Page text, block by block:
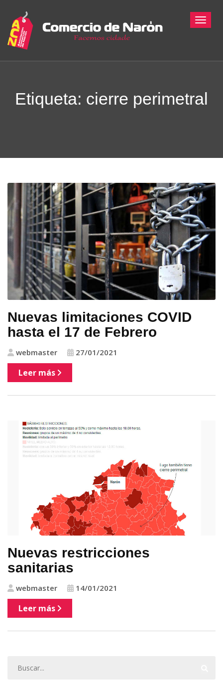
Etiqueta: cierre perimetral
Nuevas limitaciones COVID
hasta el 17 de Febrero
webmaster 27/01/2021
Leer más
Nuevas restricciones
sanitarias
webmaster 14/01/2021
Leer más